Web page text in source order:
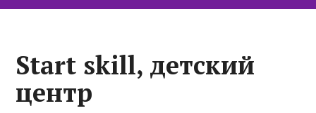
Start skill, детский
центр